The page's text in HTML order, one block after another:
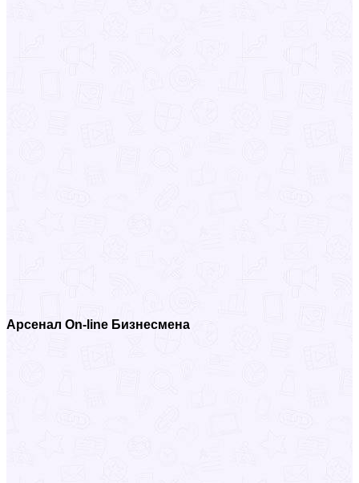
Арсенал On-line Бизнесмена